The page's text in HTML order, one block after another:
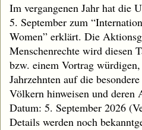
Im vergangenen Jahr hat die
5. September zum
Women” erklärt. Die
Menschenrechte wird diesen
bzw. einem Vortrag
Jahrzehnten auf die
Völkern hinweisen und deren
Datum: 5. September 2026
Details werden noch